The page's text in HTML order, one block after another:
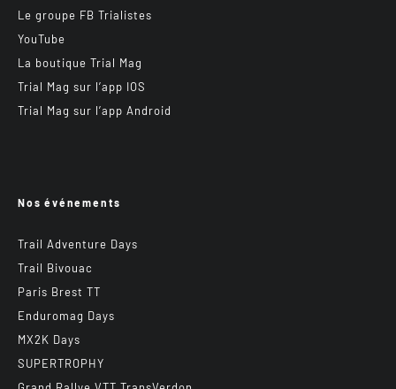
Le groupe FB Trialistes
YouTube
La boutique Trial Mag
Trial Mag sur l’app IOS
Trial Mag sur l’app Android
Nos événements
Trail Adventure Days
Trail Bivouac
Paris Brest TT
Enduromag Days
MX2K Days
SUPERTROPHY